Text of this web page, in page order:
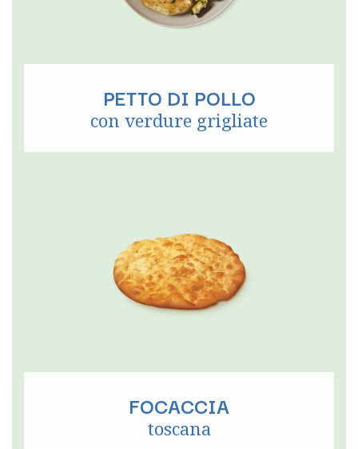
PETTO DI POLLO
con verdure grigliate
FOCACCIA
toscana